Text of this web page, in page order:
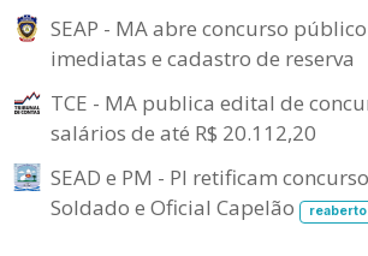
SEAP - MA abre concurso
imediatas e cadastro de reserva
TCE - MA publica edital de
salários de até R$ 20.112,20
SEAD e PM - PI retificam
Soldado e Oficial Capelão
reaberto